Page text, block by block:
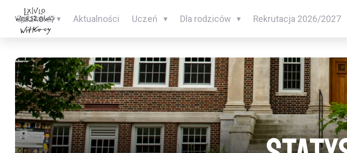
O szkole Aktualności Uczeń Dla rodziców Rekrutacja 2026/2027